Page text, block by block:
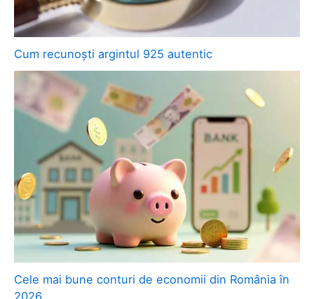
Cum recunoști argintul 925 autentic
Cele mai bune conturi de economii din România în